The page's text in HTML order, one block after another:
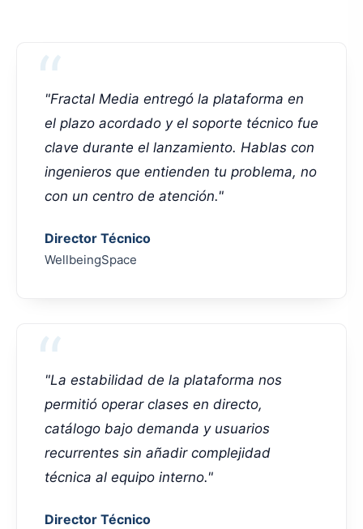
"Fractal Media entregó la plataforma en
el plazo acordado y el soporte técnico fue
clave durante el lanzamiento. Hablas con
ingenieros que entienden tu problema, no
con un centro de atención."
Director Técnico
WellbeingSpace
"La estabilidad de la plataforma nos
permitió operar clases en directo,
catálogo bajo demanda y usuarios
recurrentes sin añadir complejidad
técnica al equipo interno."
Director Técnico